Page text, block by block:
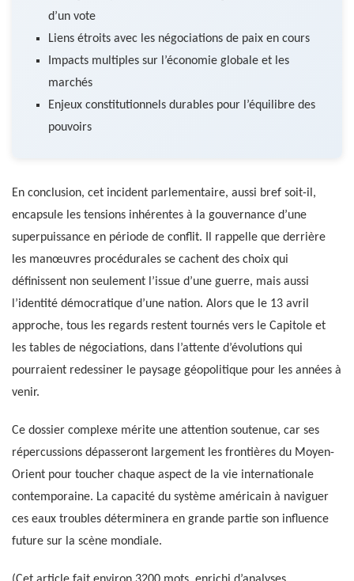
d’un vote
Liens étroits avec les négociations de paix en cours
Impacts multiples sur l’économie globale et les
marchés
Enjeux constitutionnels durables pour l’équilibre des
pouvoirs
En conclusion, cet incident parlementaire, aussi bref soit-il,
encapsule les tensions inhérentes à la gouvernance d’une
superpuissance en période de conflit. Il rappelle que derrière
les manœuvres procédurales se cachent des choix qui
définissent non seulement l’issue d’une guerre, mais aussi
l’identité démocratique d’une nation. Alors que le 13 avril
approche, tous les regards restent tournés vers le Capitole et
les tables de négociations, dans l’attente d’évolutions qui
pourraient redessiner le paysage géopolitique pour les années à
venir.
Ce dossier complexe mérite une attention soutenue, car ses
répercussions dépasseront largement les frontières du Moyen-
Orient pour toucher chaque aspect de la vie internationale
contemporaine. La capacité du système américain à naviguer
ces eaux troubles déterminera en grande partie son influence
future sur la scène mondiale.